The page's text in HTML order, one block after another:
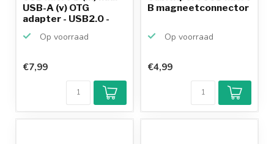
USB-A (v) OTG
adapter - USB2.0 -
Op voorraad
€7,99
B magneetconnector
Op voorraad
€4,99